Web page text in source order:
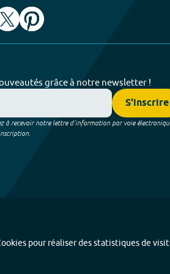
grâce à notre newsletter !
S'inscrire
à recevoir notre lettre d’information par voie
pour réaliser des statistiques de